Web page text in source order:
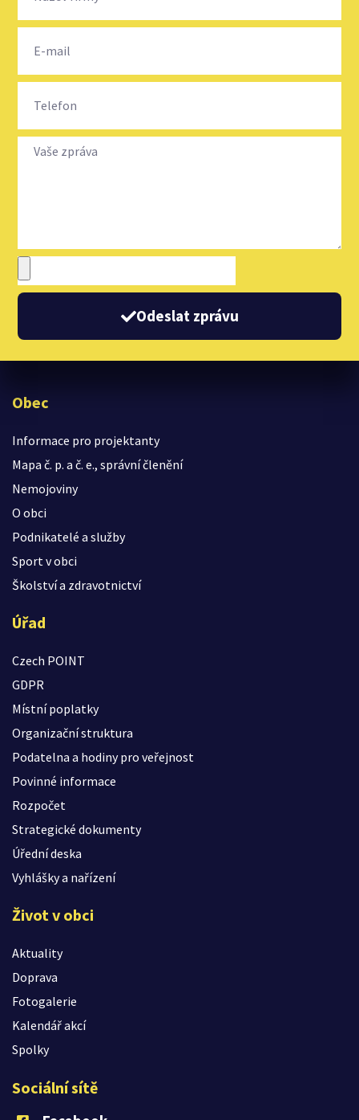
Odeslat zprávu
Obec
Informace pro projektanty
Mapa č. p. a č. e., správní členění
Nemojoviny
O obci
Podnikatelé a služby
Sport v obci
Školství a zdravotnictví
Úřad
Czech POINT
GDPR
Místní poplatky
Organizační struktura
Podatelna a hodiny pro veřejnost
Povinné informace
Rozpočet
Strategické dokumenty
Úřední deska
Vyhlášky a nařízení
Život v obci
Aktuality
Doprava
Fotogalerie
Kalendář akcí
Spolky
Sociální sítě